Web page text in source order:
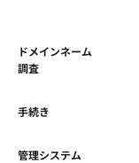
ドメインネーム
調査
手続き
管理システム